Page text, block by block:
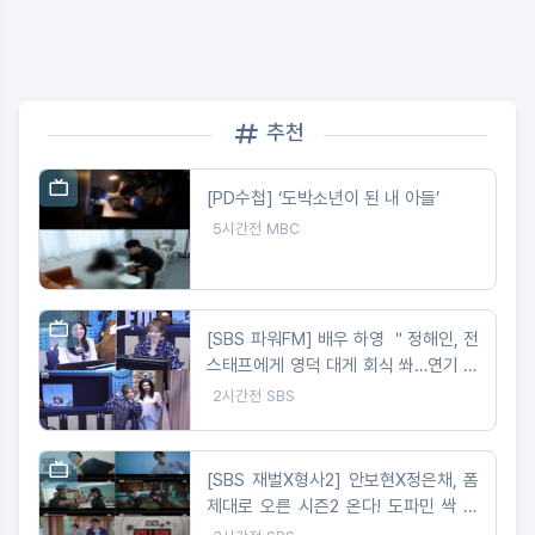
추천
[PD수첩] ‘도박소년이 된 내 아들’
5시간전 MBC
[SBS 파워FM] 배우 하영 ＂정해인, 전
스태프에게 영덕 대게 회식 쏴…연기 파
트너로는 1000점＂
2시간전 SBS
[SBS 재벌X형사2] 안보현X정은채, 폼
제대로 오른 시즌2 온다! 도파민 싹 도